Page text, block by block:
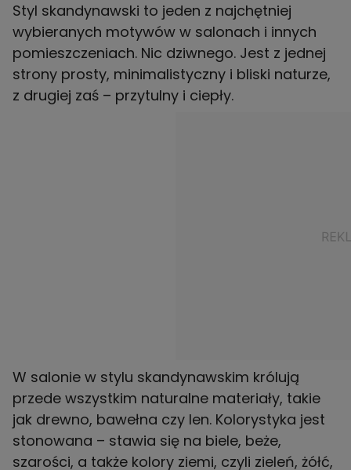
Styl skandynawski to jeden z najchętniej
wybieranych motywów w salonach i innych
pomieszczeniach. Nic dziwnego. Jest z jednej
strony prosty, minimalistyczny i bliski naturze,
z drugiej zaś – przytulny i ciepły.
W salonie w stylu skandynawskim królują
przede wszystkim naturalne materiały, takie
jak drewno, bawełna czy len. Kolorystyka jest
stonowana – stawia się na biele, beże,
szarości, a także kolory ziemi, czyli zieleń, żółć,